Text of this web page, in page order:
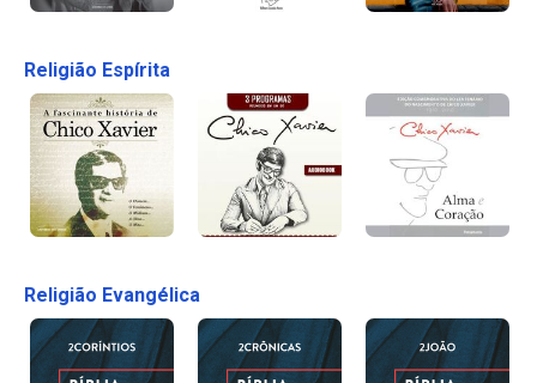
Religião Espírita
Religião Evangélica